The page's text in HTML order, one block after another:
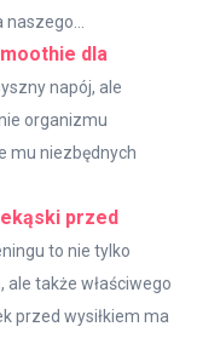
dla
napój, ale
organizmu
mu niezbędnych
przed
to nie tylko
także właściwego
przed wysiłkiem ma